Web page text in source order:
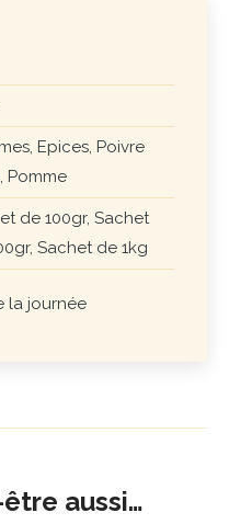
Epices, Poivre
Pomme
de 100gr, Sachet
Sachet de 1kg
la journée
aussi…